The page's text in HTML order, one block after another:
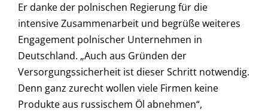
Er danke der polnischen Regierung für die
intensive Zusammenarbeit und begrüße weiteres
Engagement polnischer Unternehmen in
Deutschland. „Auch aus Gründen der
Versorgungssicherheit ist dieser Schritt notwendig.
Denn ganz zurecht wollen viele Firmen keine
Produkte aus russischem Öl abnehmen“,